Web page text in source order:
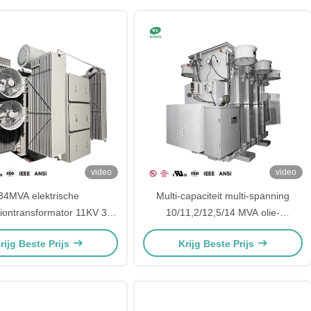
video
elektrische
11KV 304
4X tank ANSI IEEE-
normen
Beste Prijs
video
Multi-capaciteit multi-spanning
10/11,2/12,5/14 MVA olie-
ondergedompeld substation
stroomtransformator 12470V naar
Krijg Beste Prijs